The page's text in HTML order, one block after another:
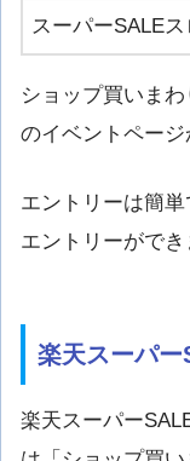
スーパーSALEス
ショップ買いま
のイベントページ
エントリーは簡
エントリーができ
楽天スーパー
楽天スーパー